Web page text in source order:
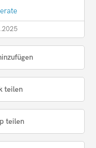
teilen
teilen